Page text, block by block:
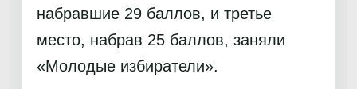
набравшие 29 баллов, и третье
место, набрав 25 баллов, заняли
«Молодые избиратели».